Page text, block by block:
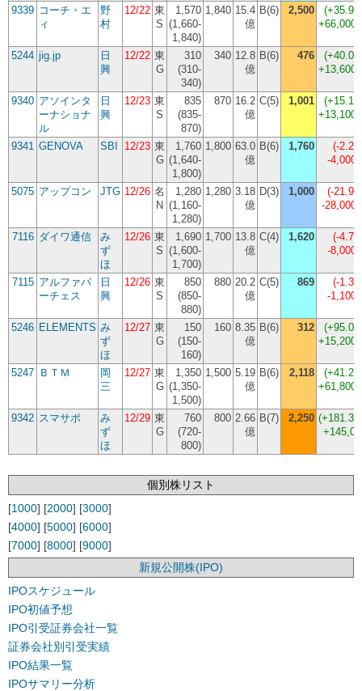
9339 コーチ・エ
ィ
野
村
12/22 東
S
1,570
(1,660-
1,840)
1,840 15.4
億
B(6) 2,500 (
+66,000
5244 jig.jp
日
興
12/22 東
G
310
(310-
340)
340 12.8
億
B(6) 476 (
+13,600
9340 アソインタ
ーナショナ
ル
日
興
12/23 東
S
835
(835-
870)
870 16.2
億
C(5) 1,001 (
+13,100
9341 GENOVA SBI 12/23 東
G
1,760
(1,640-
1,800)
1,800 63.0
億
B(6) 1,760 (-
-4,000
5075 アップコン JTG 12/26 名
N
1,280
(1,160-
1,280)
1,280 3.18
億
D(3) 1,000 (-
-28,000
7116 ダイワ通信
み
ず
ほ
12/26 東
S
1,690
(1,600-
1,700)
1,700 13.8
億
C(4) 1,620 (-
-8,000
7115 アルファパ
ーチェス
日
興
12/26 東
S
850
(850-
880)
880 20.2
億
C(5) 869 (-
-1,100
5246 ELEMENTS み
ず
ほ
12/27 東
G
150
(150-
160)
160 8.35
億
B(6) 312 (
+15,200
5247 ＢＴＭ
岡
三
12/27 東
G
1,350
(1,350-
1,500)
1,500 5.19
億
B(6) 2,118 (
+61,800
9342 スマサポ
み
ず
ほ
12/29 東
G
760
(720-
800)
800 2.66
億
B(7) 2,250 (
個別株リスト
[1000] [2000] [3000]
[4000] [5000] [6000]
[7000] [8000] [9000]
新規公開株(IPO)
IPOスケジュール
IPO初値予想
IPO引受証券会社一覧
証券会社別引受実績
IPO結果一覧
IPOサマリー分析